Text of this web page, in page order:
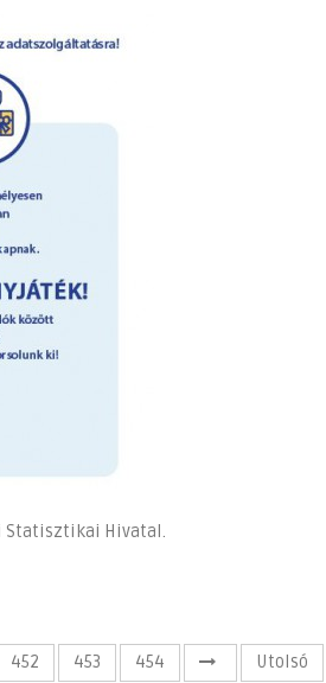
Statisztikai Hivatal.
452 453 454 Utolsó